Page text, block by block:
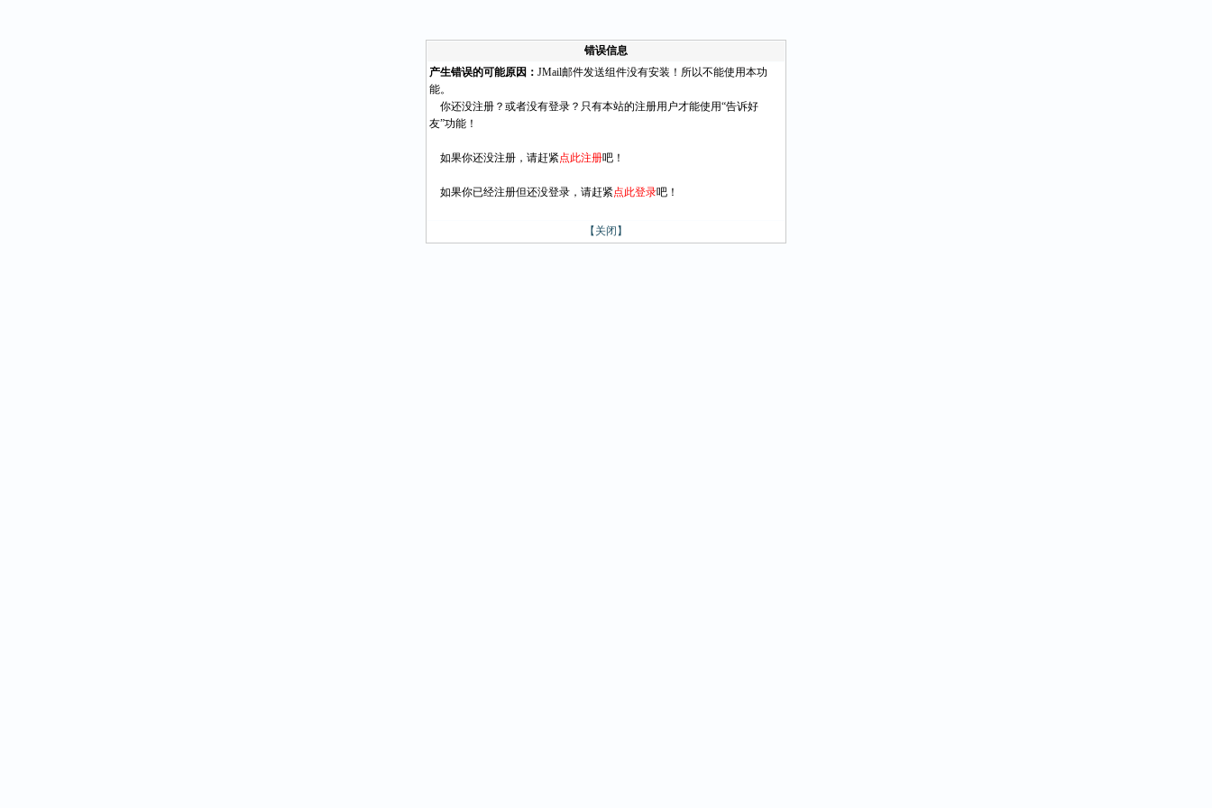
错误信息
产生错误的可能原因： JMail邮件发送组件没有安装！所以不能使用本功
能。
你还没注册？或者没有登录？只有本站的注册用户才能使用“告诉好
友”功能！
如果你还没注册，请赶紧点此注册吧！
如果你已经注册但还没登录，请赶紧点此登录吧！
【关闭】